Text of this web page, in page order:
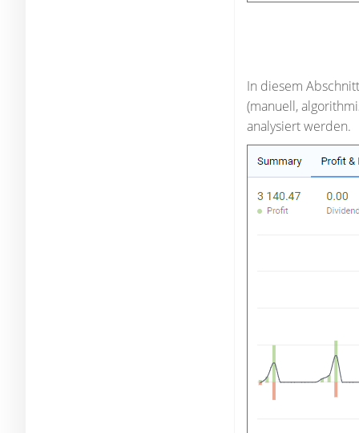
In diesem
(manuell,
analysiert werden.